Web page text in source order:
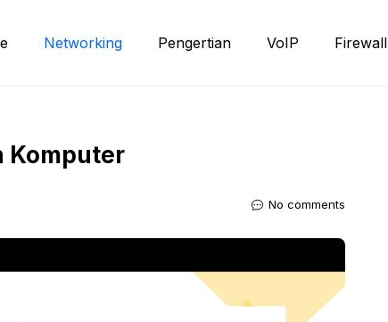
Networking Pengertian VoIP Firewall
Komputer
No comments